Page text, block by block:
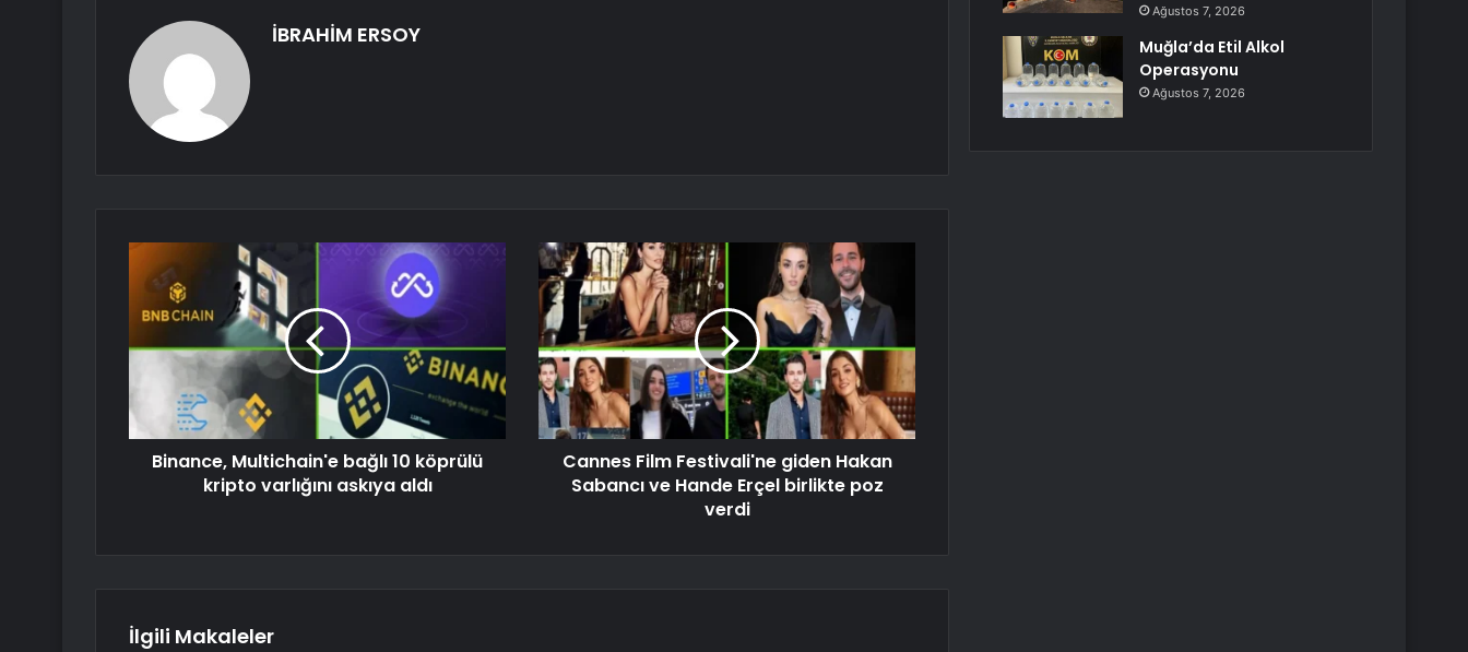
İBRAHİM ERSOY
Binance, Multichain'e bağlı 10 köprülü
kripto varlığını askıya aldı
Cannes Film Festivali'ne giden Hakan
Sabancı ve Hande Erçel birlikte poz
verdi
İlgili Makaleler
Ağustos 7, 2026
Muğla’da Etil Alkol
Operasyonu
Ağustos 7, 2026